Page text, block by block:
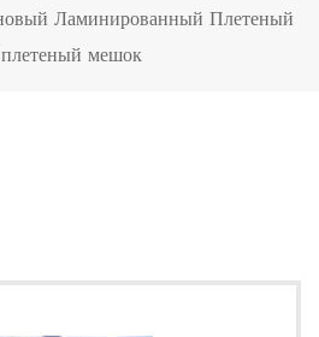
Ламинированный Плетеный
мешок